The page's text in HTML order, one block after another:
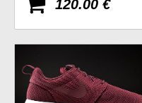
120.00 €